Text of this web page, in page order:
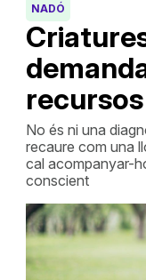
NADÓ
No és ni una
recaure com una
cal acompanyar-
conscient